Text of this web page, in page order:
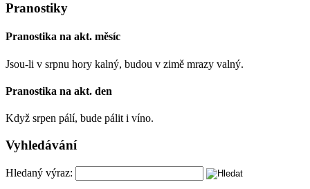
Pranostiky
Pranostika na akt. měsíc
Jsou-li v srpnu hory kalný, budou v zimě mrazy valný.
Pranostika na akt. den
Když srpen pálí, bude pálit i víno.
Vyhledávání
Hledaný výraz: